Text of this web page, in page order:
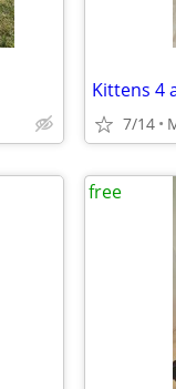
Kittens 4
7/14
free